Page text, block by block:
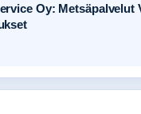
Oy: Metsäpalvelut